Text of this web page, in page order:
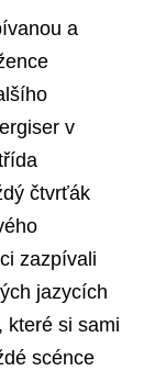
a
v
čtvrťák
zazpívali
jazycích
které si sami
scénce